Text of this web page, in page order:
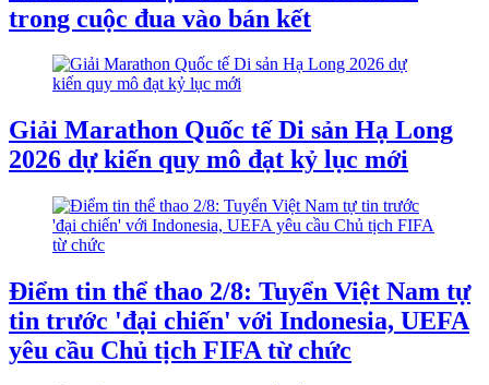
trong cuộc đua vào bán kết
Giải Marathon Quốc tế Di sản Hạ Long
2026 dự kiến quy mô đạt kỷ lục mới
Điểm tin thể thao 2/8: Tuyển Việt Nam tự
tin trước 'đại chiến' với Indonesia, UEFA
yêu cầu Chủ tịch FIFA từ chức